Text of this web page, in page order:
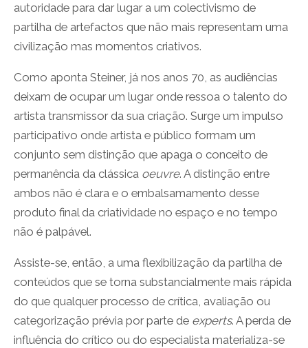
autoridade para dar lugar a um colectivismo de
partilha de artefactos que não mais representam uma
civilização mas momentos criativos.
Como aponta Steiner, já nos anos 70, as audiências
deixam de ocupar um lugar onde ressoa o talento do
artista transmissor da sua criação. Surge um impulso
participativo onde artista e público formam um
conjunto sem distinção que apaga o conceito de
permanência da clássica oeuvre. A distinção entre
ambos não é clara e o embalsamamento desse
produto final da criatividade no espaço e no tempo
não é palpável.
Assiste-se, então, a uma flexibilização da partilha de
conteúdos que se torna substancialmente mais rápida
do que qualquer processo de crítica, avaliação ou
categorização prévia por parte de experts. A perda de
influência do crítico ou do especialista materializa-se